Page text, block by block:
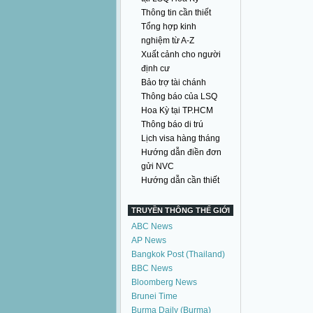
Thông tin cần thiết
Tổng hợp kinh
nghiệm từ A-Z
Xuất cảnh cho người
định cư
Bảo trợ tài chánh
Thông báo của LSQ
Hoa Kỳ tại TP.HCM
Thông báo di trú
Lịch visa hàng tháng
Hướng dẫn điền đơn
gửi NVC
Hướng dẫn cần thiết
TRUYỀN THÔNG THẾ GIỚI
ABC News
AP News
Bangkok Post (Thailand)
BBC News
Bloomberg News
Brunei Time
Burma Daily (Burma)